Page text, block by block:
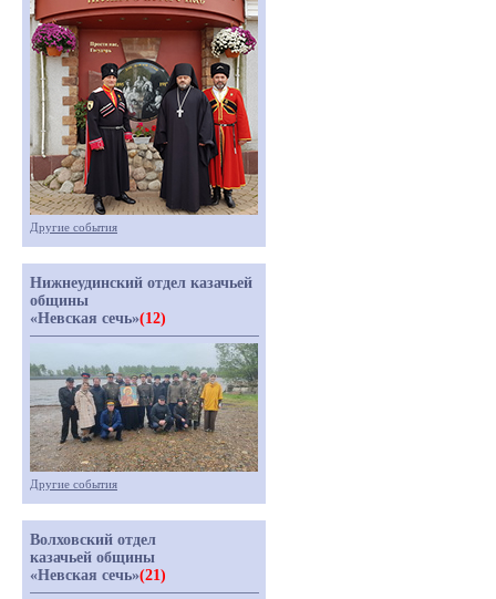
Другие события
Нижнеудинский отдел казачьей
общины
«Невская сечь»(12)
Другие события
Волховский отдел
казачьей общины
«Невская сечь»(21)